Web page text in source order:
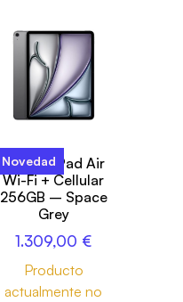
Novedad
13-inch iPad Air
Wi-Fi + Cellular
256GB – Space
Grey
1.309,00 €
Producto
actualmente no